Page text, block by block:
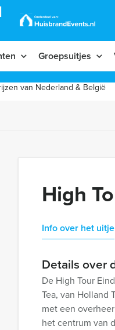
Groepsuitjes
van Nederland & België
High
Info over het uitje
Details over
De High Tour
Tea, van Holland
met een
het centrum van